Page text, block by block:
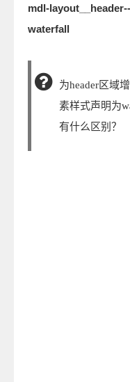
mdl-layout__header--
waterfall
为header区域
素样式声明为
有什么区别？